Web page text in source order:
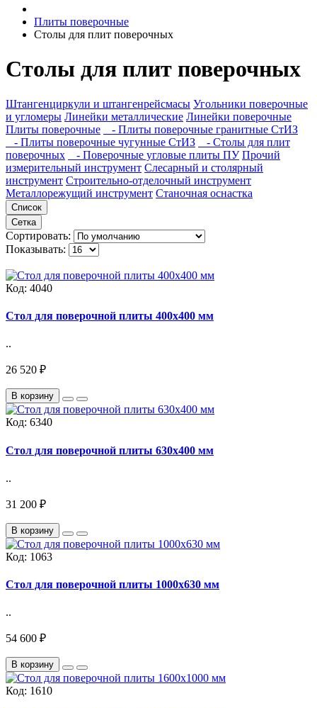
Плиты поверочные
Столы для плит поверочных
Столы для плит поверочных
Штангенциркули и штангенрейсмасы Угольники поверочные
и угломеры Линейки металлические Линейки поверочные
Плиты поверочные
- Плиты поверочные гранитные СтИЗ
- Плиты поверочные чугунные СтИЗ
- Столы для плит
поверочных
- Поверочные угловые плиты ПУ Прочий
измерительный инструмент Слесарный и столярный
инструмент Строительно-отделочный инструмент
Металлорежущий инструмент Станочная оснастка
Список
Сетка
Сортировать:
Показывать:
Код: 4040
Стол для поверочной плиты 400х400 мм
..
26 520 ₽
В корзину
Код: 6340
Стол для поверочной плиты 630х400 мм
..
31 200 ₽
В корзину
Код: 1063
Стол для поверочной плиты 1000х630 мм
..
54 600 ₽
В корзину
Код: 1610